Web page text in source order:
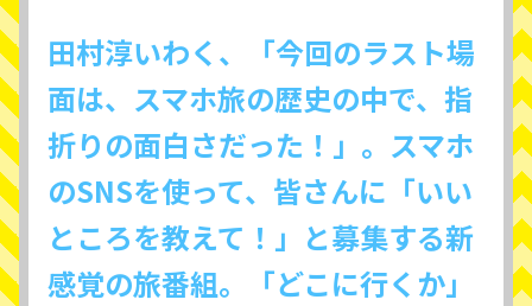
田村淳いわく、「今回のラスト場
面は、スマホ旅の歴史の中で、指
折りの面白さだった！」。スマホ
のSNSを使って、皆さんに「いい
ところを教えて！」と募集する新
感覚の旅番組。「どこに行くか」